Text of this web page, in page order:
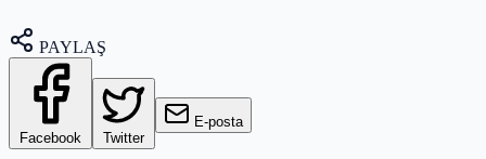
PAYLAŞ
Facebook Twitter
E-posta